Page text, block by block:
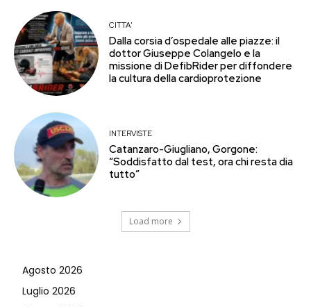
CITTA'
Dalla corsia d’ospedale alle piazze: il
dottor Giuseppe Colangelo e la
missione di DefibRider per diffondere
la cultura della cardioprotezione
INTERVISTE
Catanzaro-Giugliano, Gorgone:
“Soddisfatto dal test, ora chi resta dia
tutto”
Load more
Agosto 2026
Luglio 2026